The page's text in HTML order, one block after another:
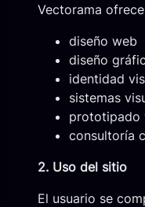
Vectorama
diseño web
diseño
identidad
sistemas
prototipado
consultoría
2. Uso del sitio
El usuario se